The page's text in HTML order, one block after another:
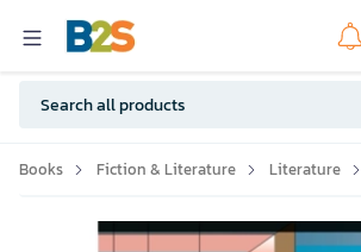
Books Fiction & Literature Literature